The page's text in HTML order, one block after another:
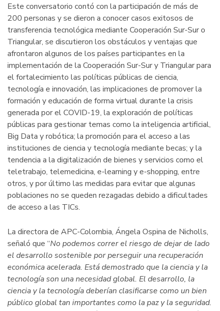
Este conversatorio contó con la participación de más de
200 personas y se dieron a conocer casos exitosos de
transferencia tecnológica mediante Cooperación Sur-Sur o
Triangular, se discutieron los obstáculos y ventajas que
afrontaron algunos de los países participantes en la
implementación de la Cooperación Sur-Sur y Triangular para
el fortalecimiento las políticas públicas de ciencia,
tecnología e innovación, las implicaciones de promover la
formación y educación de forma virtual durante la crisis
generada por el COVID-19, la exploración de políticas
públicas para gestionar temas como la inteligencia artificial,
Big Data y robótica; la promoción para el acceso a las
instituciones de ciencia y tecnología mediante becas; y la
tendencia a la digitalización de bienes y servicios como el
teletrabajo, telemedicina, e-learning y e-shopping, entre
otros, y por último las medidas para evitar que algunas
poblaciones no se queden rezagadas debido a dificultades
de acceso a las TICs.
La directora de APC-Colombia, Ángela Ospina de Nicholls,
señaló que “Nopodemos correr el riesgo de dejar de lado
el desarrollo sostenible por perseguir una recuperación
económica acelerada. Está demostrado que la ciencia y la
tecnología son una necesidad global. El desarrollo, la
ciencia y la tecnología deberían clasificarse como un bien
público global tan importantes como la paz y la seguridad.